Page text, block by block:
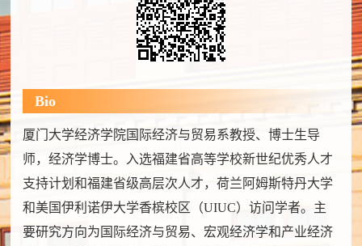
Bio
厦门大学经济学院国际经济与贸易系教授、博士生导
师，经济学博士。入选福建省高等学校新世纪优秀人才
支持计划和福建省级高层次人才，荷兰阿姆斯特丹大学
和美国伊利诺伊大学香槟校区（UIUC）访问学者。主
要研究方向为国际经济与贸易、宏观经济学和产业经济